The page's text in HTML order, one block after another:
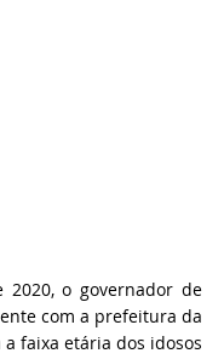
2020, o governador de
com a prefeitura da
faixa etária dos idosos